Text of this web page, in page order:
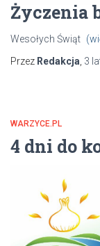
Życzenia
Wesołych Świąt
Przez Redakcja 3
WARZYCE.PL
4 dni do